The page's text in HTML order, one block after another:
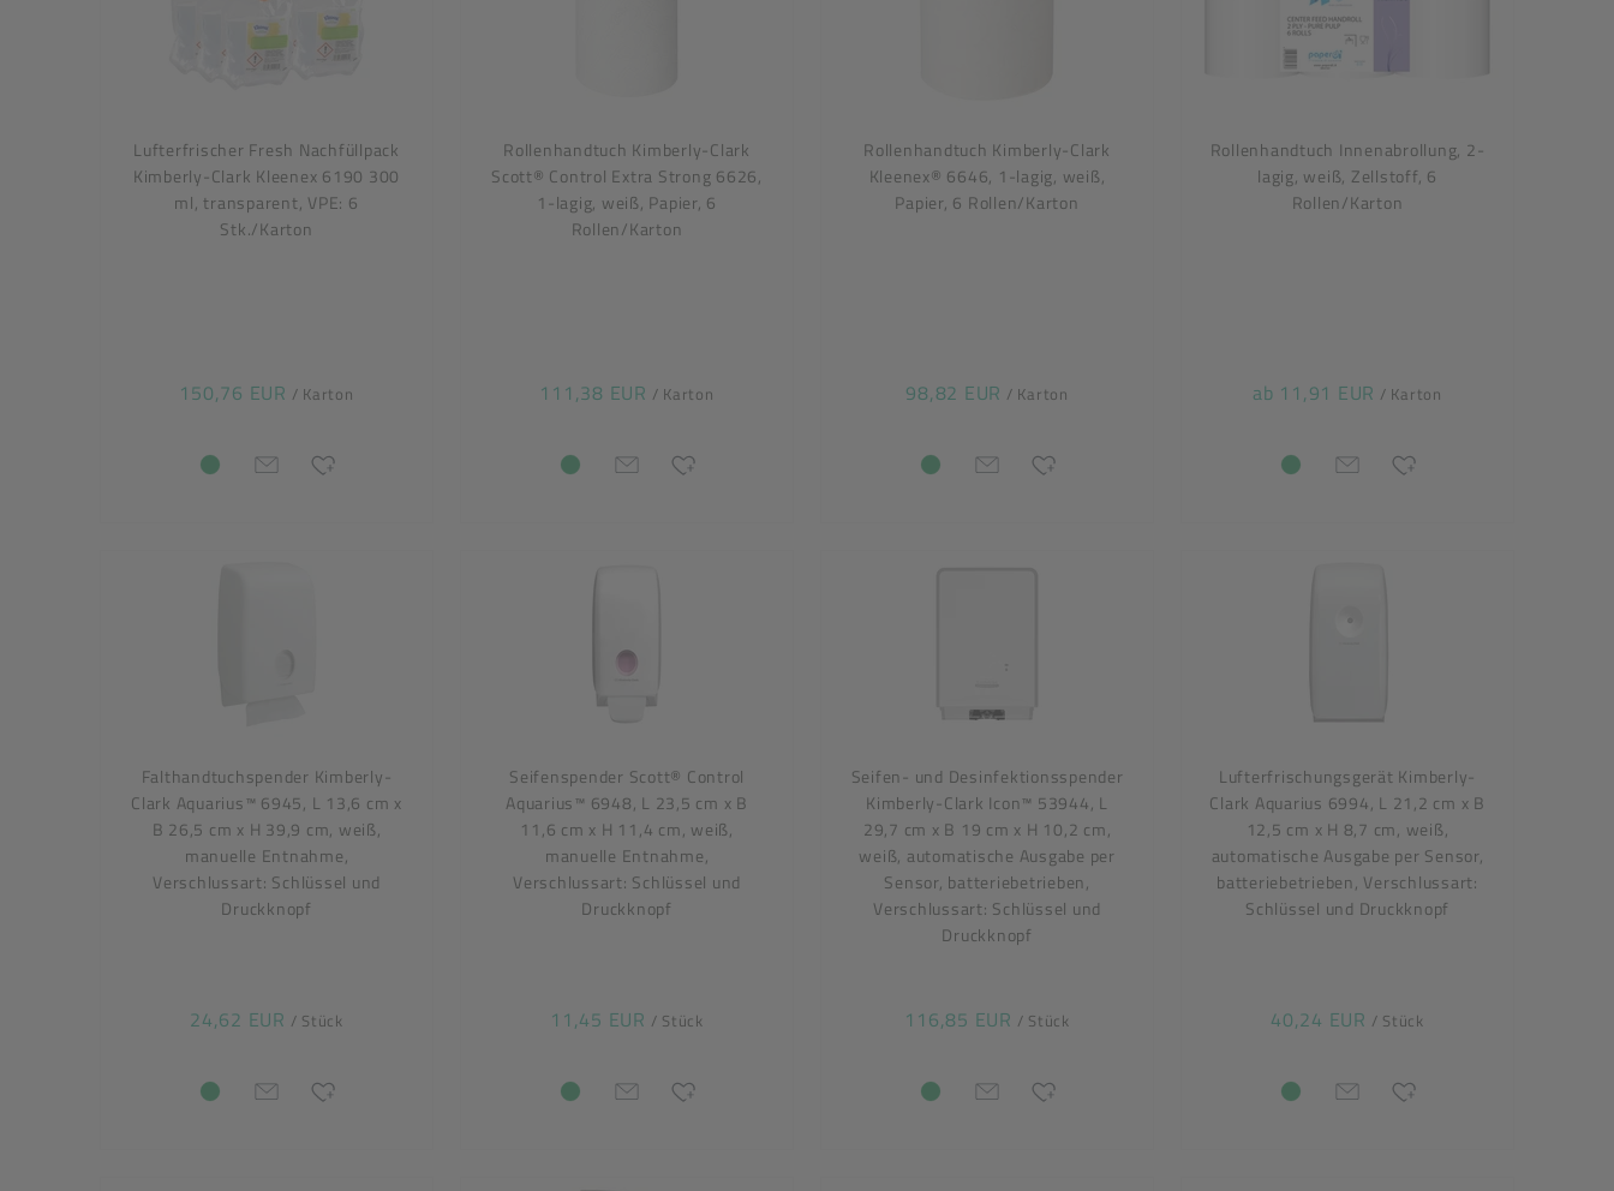
Lufterfrischer Fresh Nachfüllpack
Kimberly-Clark Kleenex 6190 300
ml, transparent, VPE: 6
Stk./Karton
150,76 EUR / Karton
Rollenhandtuch Kimberly-Clark
Scott® Control Extra Strong 6626,
1-lagig, weiß, Papier, 6
Rollen/Karton
111,38 EUR / Karton
Rollenhandtuch Kimberly-Clark
Kleenex® 6646, 1-lagig, weiß,
Papier, 6 Rollen/Karton
98,82 EUR / Karton
Rollenhandtuch Innenabrollung, 2-
lagig, weiß, Zellstoff, 6
Rollen/Karton
ab 11,91 EUR / Karton
Falthandtuchspender Kimberly-
Clark Aquarius™ 6945, L 13,6 cm x
B 26,5 cm x H 39,9 cm, weiß,
manuelle Entnahme,
Verschlussart: Schlüssel und
Druckknopf
24,62 EUR / Stück
Seifenspender Scott® Control
Aquarius™ 6948, L 23,5 cm x B
11,6 cm x H 11,4 cm, weiß,
manuelle Entnahme,
Verschlussart: Schlüssel und
Druckknopf
11,45 EUR / Stück
Seifen- und Desinfektionsspender
Kimberly-Clark Icon™ 53944, L
29,7 cm x B 19 cm x H 10,2 cm,
weiß, automatische Ausgabe per
Sensor, batteriebetrieben,
Verschlussart: Schlüssel und
Druckknopf
116,85 EUR / Stück
Lufterfrischungsgerät Kimberly-
Clark Aquarius 6994, L 21,2 cm x B
12,5 cm x H 8,7 cm, weiß,
automatische Ausgabe per Sensor,
batteriebetrieben, Verschlussart:
Schlüssel und Druckknopf
40,24 EUR / Stück